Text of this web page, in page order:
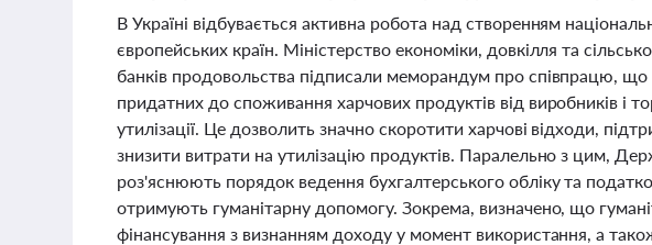
В Україні відбувається активна робота над створенням
європейських країн. Міністерство економіки, довкілля та
банків продовольства підписали меморандум про співпрацю,
придатних до споживання харчових продуктів від виробників і
утилізації. Це дозволить значно скоротити харчові відходи,
знизити витрати на утилізацію продуктів. Паралельно з цим,
роз'яснюють порядок ведення бухгалтерського обліку та
отримують гуманітарну допомогу. Зокрема, визначено, що
фінансування з визнанням доходу у момент використання, а